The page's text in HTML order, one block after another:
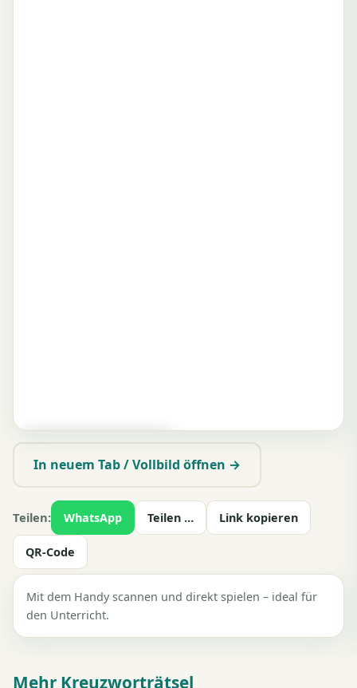
▶ Zum Spielen tippen
In neuem Tab / Vollbild öffnen →
Teilen: WhatsApp Teilen … Link kopieren
QR-Code
Mit dem Handy scannen und direkt spielen – ideal für
den Unterricht.
Mehr Kreuzworträtsel